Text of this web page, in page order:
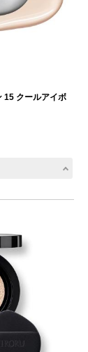
15 クールアイボ